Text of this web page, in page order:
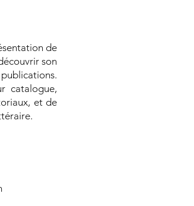
de
son
catalogue,
et de